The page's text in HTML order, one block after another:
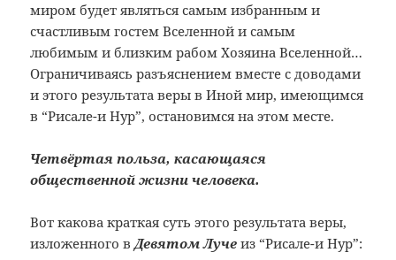
миром будет являться самым избранным и
счастливым гостем Вселенной и самым
любимым и близким рабом Хозяина Вселенной…
Ограничиваясь разъяснением вместе с доводами
и этого результата веры в Иной мир, имеющимся
в “Рисале-и Нур”, остановимся на этом месте.
Четвёртая польза, касающаяся
общественной жизни человека.
Вот какова краткая суть этого результата веры,
изложенного вДевятом Лучеиз “Рисале-и Нур”: